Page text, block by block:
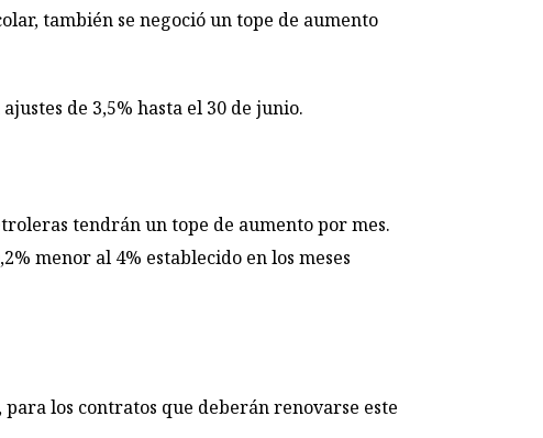
también se negoció un tope de aumento
de 3,5% hasta el 30 de junio.
tendrán un tope de aumento por mes.
menor al 4% establecido en los meses
, para los contratos que deberán renovarse este